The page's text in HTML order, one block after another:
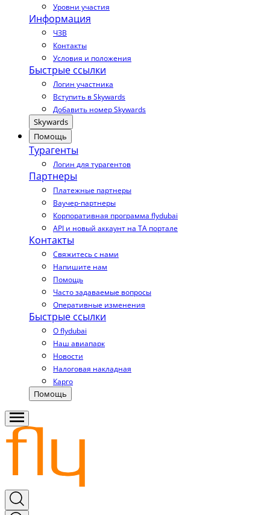
Уровни участия
Информация
ЧЗВ
Контакты
Условия и положения
Быстрые ссылки
Логин участника
Вступить в Skywards
Добавить номер Skywards
Skywards
Помощь
Турагенты
Логин для турагентов
Партнеры
Платежные партнеры
Ваучер-партнеры
Корпоративная программа flydubai
API и новый аккаунт на TA портале
Контакты
Свяжитесь с нами
Напишите нам
Помощь
Часто задаваемые вопросы
Оперативные изменения
Быстрые ссылки
О flydubai
Наш авиапарк
Новости
Налоговая накладная
Карго
Помощь